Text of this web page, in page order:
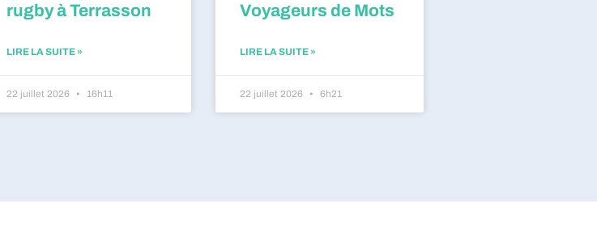
rugby à Terrasson
LIRE LA SUITE »
22 juillet 2026 16h11
Voyageurs de Mots
LIRE LA SUITE »
22 juillet 2026 6h21